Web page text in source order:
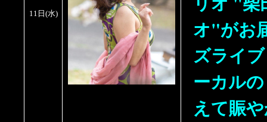
11日 (水)
オ"がお
ズライ
ーカル
えて賑